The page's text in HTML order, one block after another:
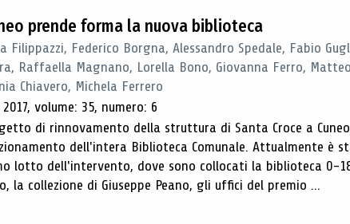
prende forma la nuova biblioteca
Filippazzi, Federico Borgna, Alessandro Spedale, Fabio
Raffaella Magnano, Lorella Bono, Giovanna Ferro,
Chiavero, Michela Ferrero
volume: 35, numero: 6
di rinnovamento della struttura di Santa Croce a
dell'intera Biblioteca Comunale. Attualmente è
lotto dell'intervento, dove sono collocati la biblioteca 0-
la collezione di Giuseppe Peano, gli uffici del premio ...